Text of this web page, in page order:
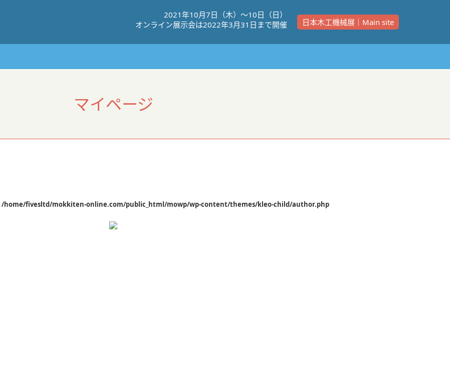
2021年10⽉7⽇（⽊）〜10⽇（⽇）
オンライン展⽰会は2022年3⽉31⽇まで開催
日本木工機械展｜Main site
マイページ
/home/fivesltd/mokkiten-online.com/public_html/mowp/wp-content/themes/kleo-child/author.php